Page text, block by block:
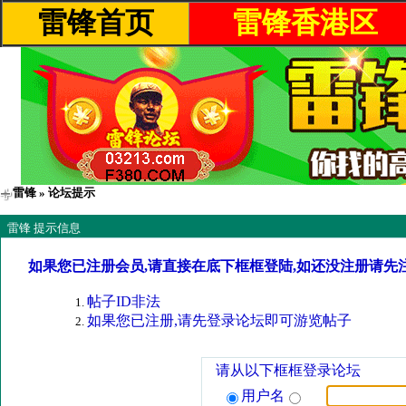
雷锋首页 雷锋香港区
雷锋 » 论坛提示
雷锋 提示信息
如果您已注册会员,请直接在底下框框登陆,如还没注册请先
帖子ID非法
如果您已注册,请先登录论坛即可游览帖子
请从以下框框登录论坛
用户名